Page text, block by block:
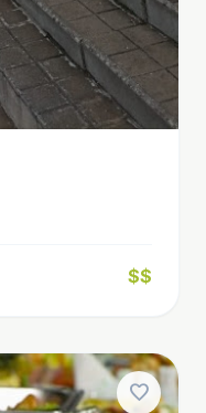
$$
favorite